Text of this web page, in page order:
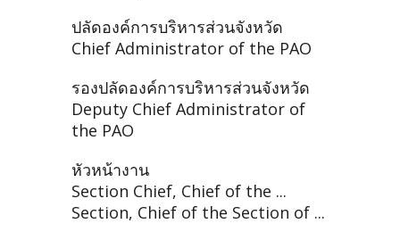
ปลัดองค์การบริหารส่วนจังหวัด
Chief Administrator of the PAO
รองปลัดองค์การบริหารส่วนจังหวัด
Deputy Chief Administrator of
the PAO
หัวหน้างาน
Section Chief, Chief of the ...
Section, Chief of the Section of ...